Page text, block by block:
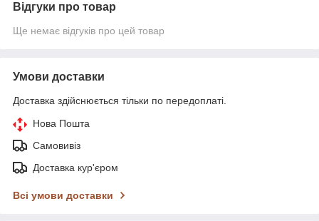
Відгуки про товар
Ще немає відгуків про цей товар
Умови доставки
Доставка здійснюється тільки по передоплаті.
Нова Пошта
Самовивіз
Доставка кур'єром
Всі умови доставки